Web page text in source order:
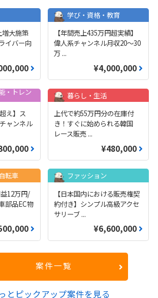
増大施策
イバー向
学び・資格・教育
【年間売上435万円超実績】
偉人系チャンネル月収20～30
万 ...
¥4,000,000
・トレン
え】ス
ャンネル
暮らし・生活
上代で約55万円分の在庫付
き！すぐに始められる韓国
レース販売 ...
¥480,000
転車
12万円/
部品EC物
ファッション
【日本国内における販売権契
約付き】シンプル高級アクセ
サリーブ ...
¥6,600,000
案件一覧
とピックアップ案件を見る